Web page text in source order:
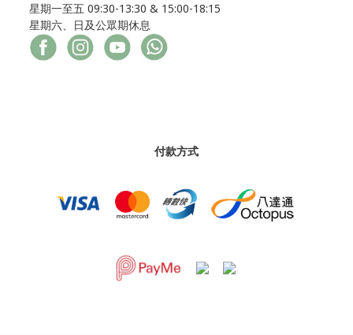
星期一至五 09:30-13:30 & 15:00-18:15
星期六、日及公眾期休息
付款方式